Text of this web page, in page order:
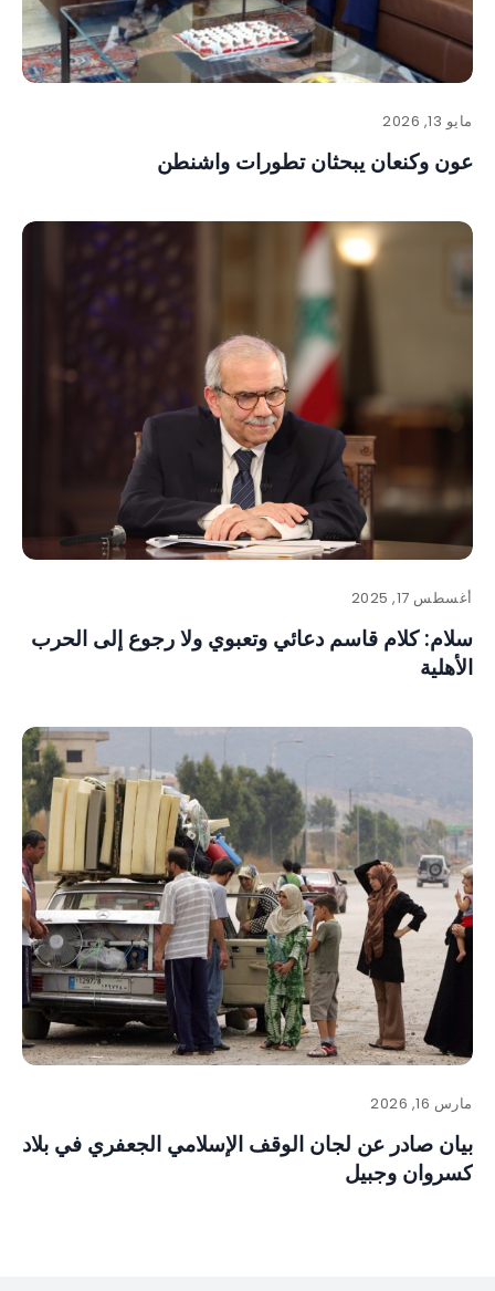
مايو 13, 2026
عون وكنعان يبحثان تطورات واشنطن
أغسطس 17, 2025
سلام: كلام قاسم دعائي وتعبوي ولا رجوع إلى الحرب
الأهلية
مارس 16, 2026
بيان صادر عن لجان الوقف الإسلامي الجعفري في بلاد
كسروان وجبيل